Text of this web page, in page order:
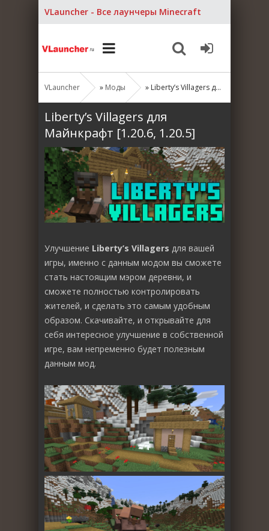
VLauncher - Все лаунчеры Minecraft
VLauncher » Моды » Liberty’s Villagers для Майнкрафт [1.20.6, 1.20.5]
Liberty’s Villagers для
Майнкрафт [1.20.6, 1.20.5]
Улучшение Liberty’s Villagers для вашей
игры, именно с данным модом вы сможете
стать настоящим мэром деревни, и
сможете полностью контролировать
жителей, и сделать это самым удобным
образом. Скачивайте, и открывайте для
себя интересное улучшение в собственной
игре, вам непременно будет полезным
данным мод.